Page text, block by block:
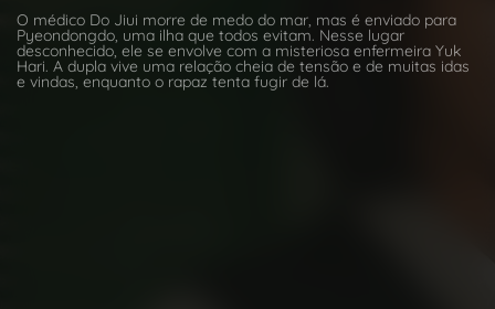
O médico Do Jiui morre de medo do mar, mas é enviado para
Pyeondongdo, uma ilha que todos evitam. Nesse lugar
desconhecido, ele se envolve com a misteriosa enfermeira Yuk
Hari. A dupla vive uma relação cheia de tensão e de muitas idas
e vindas, enquanto o rapaz tenta fugir de lá.